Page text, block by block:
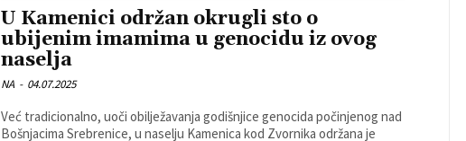
U Kamenici održan okrugli sto o
ubijenim imamima u genocidu iz ovog
naselja
NA - 04.07.2025
Već tradicionalno, uoči obilježavanja godišnjice genocida počinjenog nad
Bošnjacima Srebrenice, u naselju Kamenica kod Zvornika održana je